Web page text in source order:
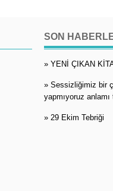
SON
» YENİ ÇIKAN
» Sessizliğimiz bir
yapmıyoruz anlamı
» 29 Ekim Tebriği